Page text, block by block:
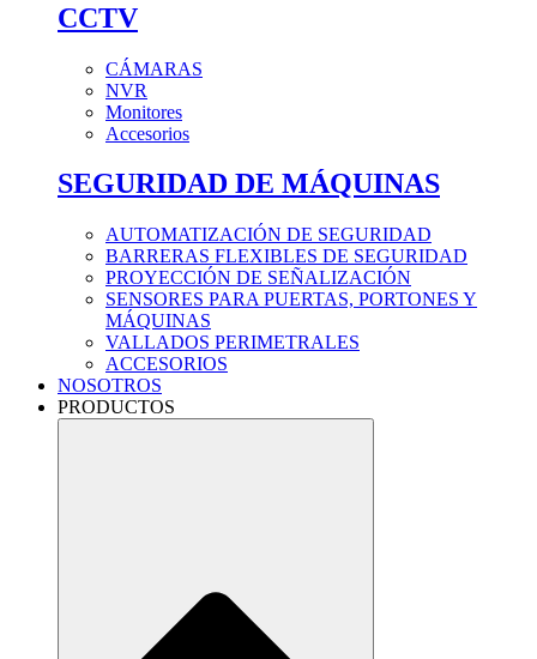
CCTV
CÁMARAS
NVR
Monitores
Accesorios
SEGURIDAD DE MÁQUINAS
AUTOMATIZACIÓN DE SEGURIDAD
BARRERAS FLEXIBLES DE SEGURIDAD
PROYECCIÓN DE SEÑALIZACIÓN
SENSORES PARA PUERTAS, PORTONES Y
MÁQUINAS
VALLADOS PERIMETRALES
ACCESORIOS
NOSOTROS
PRODUCTOS